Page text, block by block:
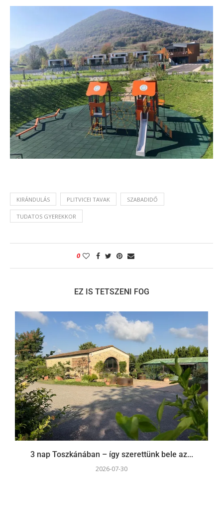
KIRÁNDULÁS PLITVICEI TAVAK SZABADIDŐ
TUDATOS GYEREKKOR
0
EZ IS TETSZENI FOG
3 nap Toszkánában – így szerettünk bele az...
2026-07-30